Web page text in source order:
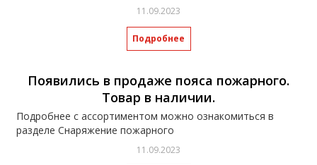
11.09.2023
Подробнее
Появились в продаже пояса пожарного.
Товар в наличии.
Подробнее с ассортиментом можно ознакомиться в
разделе Снаряжение пожарного
11.09.2023